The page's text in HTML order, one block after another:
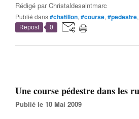
Rédigé parChristaldesaintmarc
Publié dans#chatillon, #course, #pedestre,
Repost 0
Une course pédestre dans les
Publié le 10 Mai 2009